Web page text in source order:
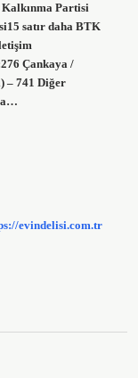
Partisi
satır daha BTK
Çankaya /
– 741 Diğer
evindelisi.com.tr